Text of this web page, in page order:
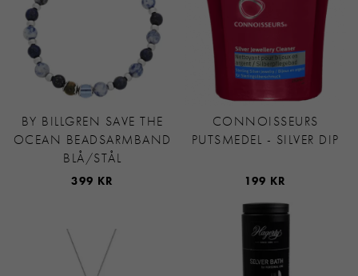
BY BILLGREN SAVE THE
OCEAN BEADSARMBAND
BLÅ/STÅL
399 KR
CONNOISSEURS
PUTSMEDEL - SILVER DIP
199 KR